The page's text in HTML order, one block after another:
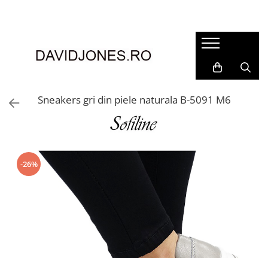
Accesorii
Genti din piele
Camasi si topuri
Incaltaminte
Cizme si botine
Mocasini si balerini
Sneakers gri din piele naturala B-5091 M6
-26%